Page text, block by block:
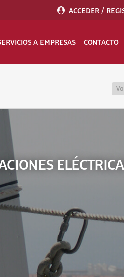
ACCEDER /
A EMPRESAS CONTACTO